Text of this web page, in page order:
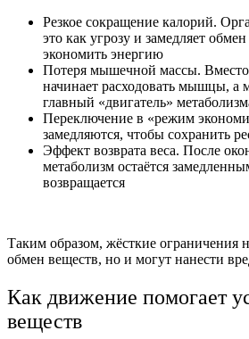
Резкое сокращение калорий.
это как угрозу и замедляет
экономить энергию
Потеря мышечной массы.
начинает расходовать мышцы,
главный «двигатель»
Переключение в «режим
замедляются, чтобы сохранить
Эффект возврата веса. После
метаболизм остаётся
возвращается
Таким образом, жёсткие ограничения
обмен веществ, но и могут нанести
Как движение помогает
веществ